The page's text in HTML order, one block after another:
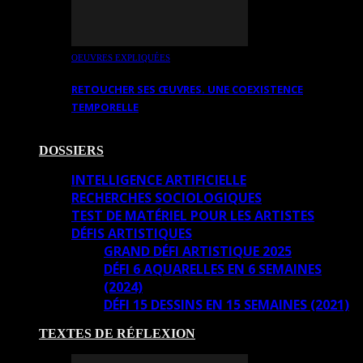
OEUVRES EXPLIQUÉES
RETOUCHER SES ŒUVRES. UNE COEXISTENCE
TEMPORELLE
DOSSIERS
INTELLIGENCE ARTIFICIELLE
RECHERCHES SOCIOLOGIQUES
TEST DE MATÉRIEL POUR LES ARTISTES
DÉFIS ARTISTIQUES
GRAND DÉFI ARTISTIQUE 2025
DÉFI 6 AQUARELLES EN 6 SEMAINES
(2024)
DÉFI 15 DESSINS EN 15 SEMAINES (2021)
TEXTES DE RÉFLEXION